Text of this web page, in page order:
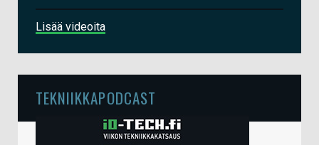
Lisää videoita
TEKNIIKKAPODCAST